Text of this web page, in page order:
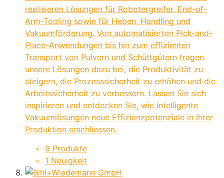
realisieren Lösungen für Robotergreifer, End-of-
Arm-Tooling sowie für Heben, Handling und
Vakuumförderung. Von automatisierten Pick-and-
Place-Anwendungen bis hin zum effizienten
Transport von Pulvern und Schüttgütern tragen
unsere Lösungen dazu bei, die Produktivität zu
steigern, die Prozesssicherheit zu erhöhen und die
Arbeitssicherheit zu verbessern. Lassen Sie sich
inspirieren und entdecken Sie, wie intelligente
Vakuumlösungen neue Effizienzpotenziale in Ihrer
Produktion erschliessen.
9 Produkte
1 Neuigkeit